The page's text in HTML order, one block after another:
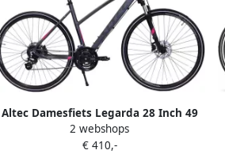
Altec Damesfiets Legarda 28 Inch 49
cm Dames 24V Hydraulische schijfrem
Antraciet
2 webshops
€ 410,-